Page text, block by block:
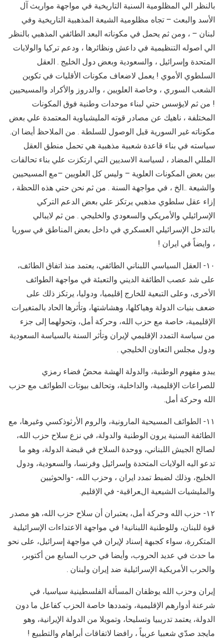
بالنظر الي المظلومية السنية التاريخية في مواجهة مواريث آل
الأسد والبعث – تجاه مظلومية الشيعة المذهبية التاريخية وفي
لبنان – ، ومن ثم يحمل في مكوناته البعد الطائفي المذهبي بالنظر
الي اصوله التنظيمية في داعش ونظائرها ، ودعم تركيا والولايات
المتحدة وإسرائيل ، والسعودية وبعض دول الخليج . العقل
السلطوي الأموي ! يعمل لاضعاف مكونات الأقليات في تكوين
الشعب السوري ، وخاصة العلويين ، والدروز والأكراد والمسيحيين
! من ثم لايؤسس حتي لبناء موحدات وطنية فوق المكونات
المختلفة ، ناهيك عن مصادر قوته المليشياوية المعتمدة علي بعض
مكوناته غير السورية قبل الوصول للسلطة . من الملاحظ أيضا ان.
سياسته في بناء قاعدة شعبية مذهبية هي تحمل منطق العقل
المللي المضاد ، لسياسة الاسديين التي ارتكزت علي بناء تحالفات
بين بعض المكونات العلوية – وليس كل العلويين –مع المسيحيين
والشيعة ..الخ ، في مواجهة السنة . من ثم نحن حتي هذه اللحظة ،
إزاء عقل سلطوي مذهبي يرتكز علي بعض الدعم التركي
الإسرائيلي والأمريكي والسعودي والخليجي . من ثم لايبالي
بالتدخل الإسرائيلي العسكري في داخل بعض المناطق في سوريا
، وايضاً في ايران !
١٠- العقل السياسي اللبناني الطائفي، يعتمد منذ اتفاق الطائف،
على شد عصب الطائفة الديني والتعبئة في مواجهة الطوائف
الأخرى، وعلى التبعية للخارج إقليميا، ودوليا، يرتكز ذلك على
ضعف بنيات الدولة وهياكلها، وهشاشتها، وتأثرها الحاد بالمتغيرات
الإقليمية، خاصة مع حزب الله، وحركة أمل، وتحولهما إلى جزء
من سياسة التمدد الإقليمي لإيران وتأثر السنة بالسياسة السعودية
ودول مجلس التعاون الخليجي .
يبدو مفهوم الوطنية، والدولة الهشة محضُ فضاء رمزي
للصراعات الإقليمية، والداخلية، وتحالف بيوتات الطوائف مع حزب
الله وحركة أمل.
١١- الطوائف المسيحية المارونية، والروم الأرثوذكسي وغيرها، مع
الطائفة السنية يرون الوطنية والدولة، في نزع سلاح حزب الله،
لصالح الجيش اللبناني، ووحدة السلاح في قبضة الدولة، وهو ما
تدعو اليه الولايات المتحدة وإسرائيل وفرنسا، والسعودية، ودول
الخليج، وذلك لضبط تمدد ايران ، وحزب الله، -والحوثيين
والمليشيات الشيعية العراقية- في الإقليم.
١٢- حزب الله وحركة أمل، يعتبران أن سلاح حزب الله، هو مصدر
قوة للبنان، وللوطنية اللبنانية! في مواجهة الاعتداءات الإسرائيلية
المتكررة، سواء كجبهة إسناد لإيران في مواجهة إسرائيل، على نحو
ما حدث في عديد الحروب، وأيضا في حرب السابع من أكتوبر،
والحرب الأمريكية الإسرائيلية ضد إيران ولبنان .
إيران وحزب الله يوظفان المسألة الفلسطينية سياسيا، في
شرعنة أدوارهم الإقليمية، وتمددها خاصة الحزب كفاعل ما دون
الدولة، يعتمد تدريبيا وتسليحا، وتمويلا من الدولة الإيرانية، وهو
مايجد صدّي شعبيا عربياً ، رافضا لاتفاقات أبراهام والتطبيع !